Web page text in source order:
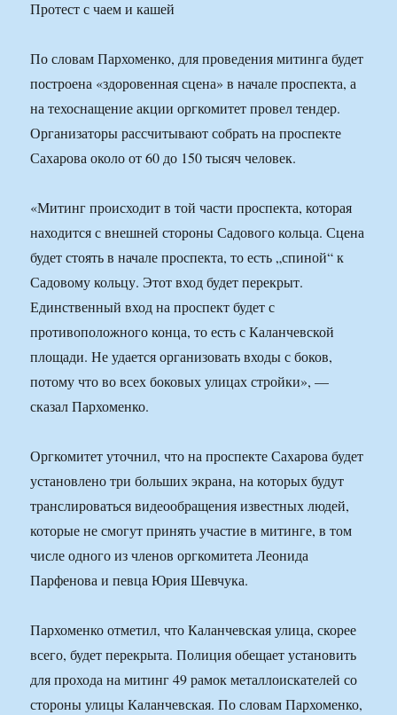
Протест с чаем и кашей
По словам Пархоменко, для проведения митинга будет
построена «здоровенная сцена» в начале проспекта, а
на техоснащение акции оргкомитет провел тендер.
Организаторы рассчитывают собрать на проспекте
Сахарова около от 60 до 150 тысяч человек.
«Митинг происходит в той части проспекта, которая
находится с внешней стороны Садового кольца. Сцена
будет стоять в начале проспекта, то есть „спиной“ к
Садовому кольцу. Этот вход будет перекрыт.
Единственный вход на проспект будет с
противоположного конца, то есть с Каланчевской
площади. Не удается организовать входы с боков,
потому что во всех боковых улицах стройки», —
сказал Пархоменко.
Оргкомитет уточнил, что на проспекте Сахарова будет
установлено три больших экрана, на которых будут
транслироваться видеообращения известных людей,
которые не смогут принять участие в митинге, в том
числе одного из членов оргкомитета Леонида
Парфенова и певца Юрия Шевчука.
Пархоменко отметил, что Каланчевская улица, скорее
всего, будет перекрыта. Полиция обещает установить
для прохода на митинг 49 рамок металлоискателей со
стороны улицы Каланчевская. По словам Пархоменко,